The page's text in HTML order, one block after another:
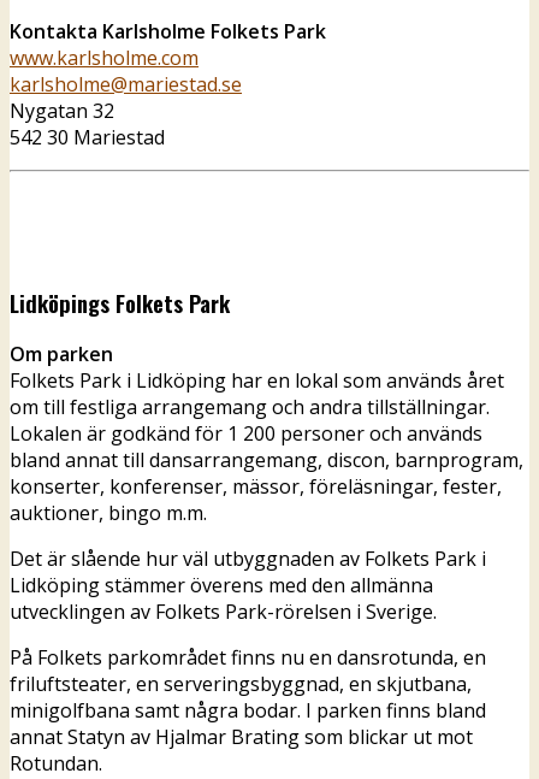
Kontakta Karlsholme Folkets Park
www.karlsholme.com
karlsholme@mariestad.se
Nygatan 32
542 30 Mariestad
Lidköpings Folkets Park
Om parken
Folkets Park i Lidköping har en lokal som används året
om till festliga arrangemang och andra tillställningar.
Lokalen är godkänd för 1 200 personer och används
bland annat till dansarrangemang, discon, barnprogram,
konserter, konferenser, mässor, föreläsningar, fester,
auktioner, bingo m.m.
Det är slående hur väl utbyggnaden av Folkets Park i
Lidköping stämmer överens med den allmänna
utvecklingen av Folkets Park-rörelsen i Sverige.
På Folkets parkområdet finns nu en dansrotunda, en
friluftsteater, en serveringsbyggnad, en skjutbana,
minigolfbana samt några bodar. I parken finns bland
annat Statyn av Hjalmar Brating som blickar ut mot
Rotundan.